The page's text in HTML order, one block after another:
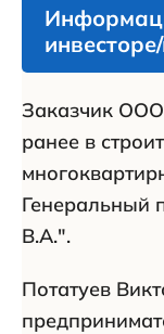
Заказчик ООО
ранее в
Генеральный
В.А.".
Потатуев